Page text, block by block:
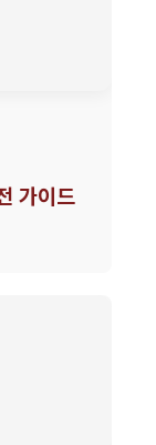
가이드